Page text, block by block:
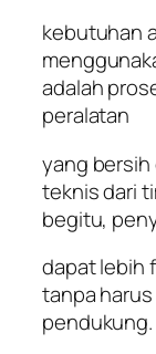
kebutuhan
adalah
peralatan
yang
teknis dari
begitu,
dapat lebih
tanpa
pendukung.